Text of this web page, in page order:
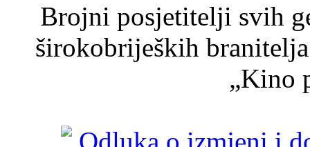
Brojni posjetitelji svih
širokobrijeških
„Kino